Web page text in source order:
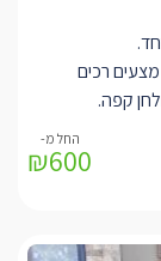
רכים
קפה.
קפה, פינת קפה
כיור, וכלי
וכריות לנוחות
₪600